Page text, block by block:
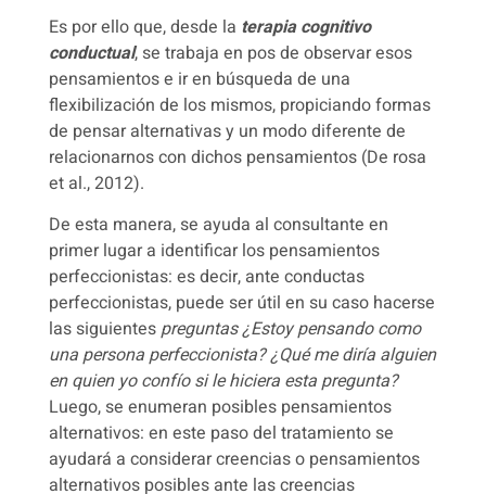
Es por ello que, desde la terapia cognitivo
conductual, se trabaja en pos de observar esos
pensamientos e ir en búsqueda de una
flexibilización de los mismos, propiciando formas
de pensar alternativas y un modo diferente de
relacionarnos con dichos pensamientos (De rosa
et al., 2012).
De esta manera, se ayuda al consultante en
primer lugar a identificar los pensamientos
perfeccionistas: es decir, ante conductas
perfeccionistas, puede ser útil en su caso hacerse
las siguientespreguntas ¿Estoy pensando como
una persona perfeccionista? ¿Qué me diría alguien
en quien yo confío si le hiciera esta pregunta?
Luego, se enumeran posibles pensamientos
alternativos: en este paso del tratamiento se
ayudará a considerar creencias o pensamientos
alternativos posibles ante las creencias